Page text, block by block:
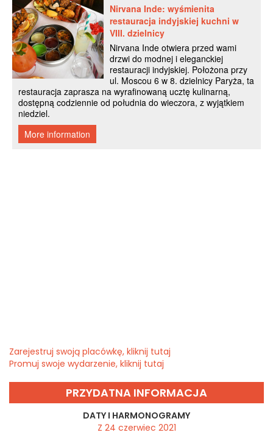
Zarejestruj swoją placówkę, kliknij tutaj
Promuj swoje wydarzenie, kliknij tutaj
PRZYDATNA INFORMACJA
DATY I HARMONOGRAMY
Z 24 czerwiec 2021